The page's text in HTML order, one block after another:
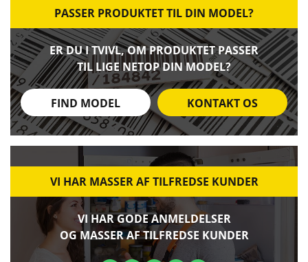
PASSER PRODUKTET TIL DIN MODEL?
ER DU I TVIVL, OM PRODUKTET PASSER
TIL LIGE NETOP DIN MODEL?
FIND MODEL KONTAKT OS
VI HAR MASSER AF TILFREDSE KUNDER
VI HAR GODE ANMELDELSER
OG MASSER AF TILFREDSE KUNDER